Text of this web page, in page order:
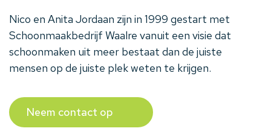
Nico en Anita Jordaan zijn in 1999 gestart met
Schoonmaakbedrijf Waalre vanuit een visie dat
schoonmaken uit meer bestaat dan de juiste
mensen op de juiste plek weten te krijgen.
Neem contact op